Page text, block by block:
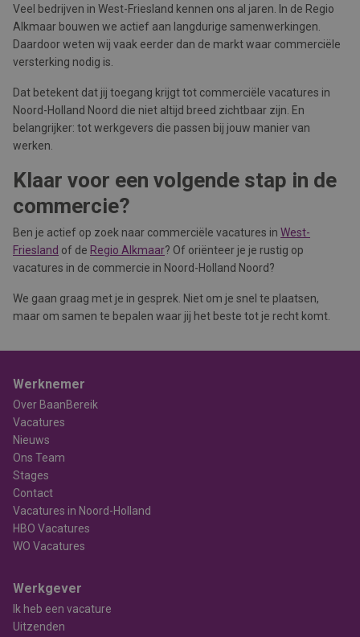
Veel bedrijven in West-Friesland kennen ons al jaren. In de Regio
Alkmaar bouwen we actief aan langdurige samenwerkingen.
Daardoor weten wij vaak eerder dan de markt waar commerciële
versterking nodig is.
Dat betekent dat jij toegang krijgt tot commerciële vacatures in
Noord-Holland Noord die niet altijd breed zichtbaar zijn. En
belangrijker: tot werkgevers die passen bij jouw manier van
werken.
Klaar voor een volgende stap in de
commercie?
Ben je actief op zoek naar commerciële vacatures in West-
Friesland of de Regio Alkmaar? Of oriënteer je je rustig op
vacatures in de commercie in Noord-Holland Noord?
We gaan graag met je in gesprek. Niet om je snel te plaatsen,
maar om samen te bepalen waar jij het beste tot je recht komt.
Werknemer
Over BaanBereik
Vacatures
Nieuws
Ons Team
Stages
Contact
Vacatures in Noord-Holland
HBO Vacatures
WO Vacatures
Werkgever
Ik heb een vacature
Uitzenden